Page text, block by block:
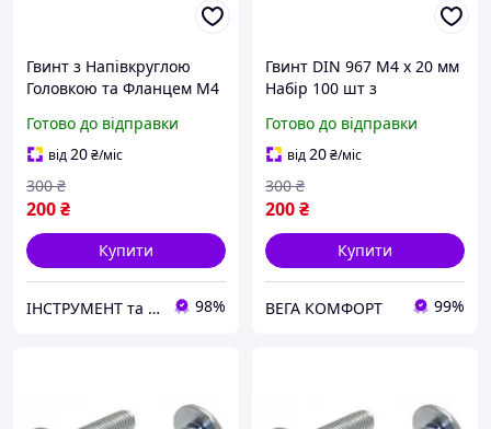
Гвинт з Напівкруглою
Головкою та Фланцем М4
PZ+PL DIN 967 Spec
Готово до відправки
від20₴/міс
200₴
300 ₴
Купити
ІНСТРУМЕНТ та МЕТИЗИ 98%
Гвинт DIN 967 М4 х 20 мм
Набір 100 шт з
та Фланцем ЦБ PZ+PL
Spec
Готово до відправки
від20₴/міс
200₴
300 ₴
Купити
ВЕГА КОМФОРТ 99%